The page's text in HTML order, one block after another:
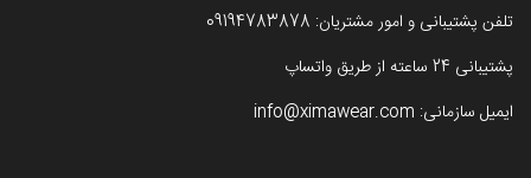
تلفن پشتیبانی و امور مشتریان: 09194783878
پشتیبانی 24 ساعته از طریق واتساپ
ایمیل سازمانی: info@ximawear.com